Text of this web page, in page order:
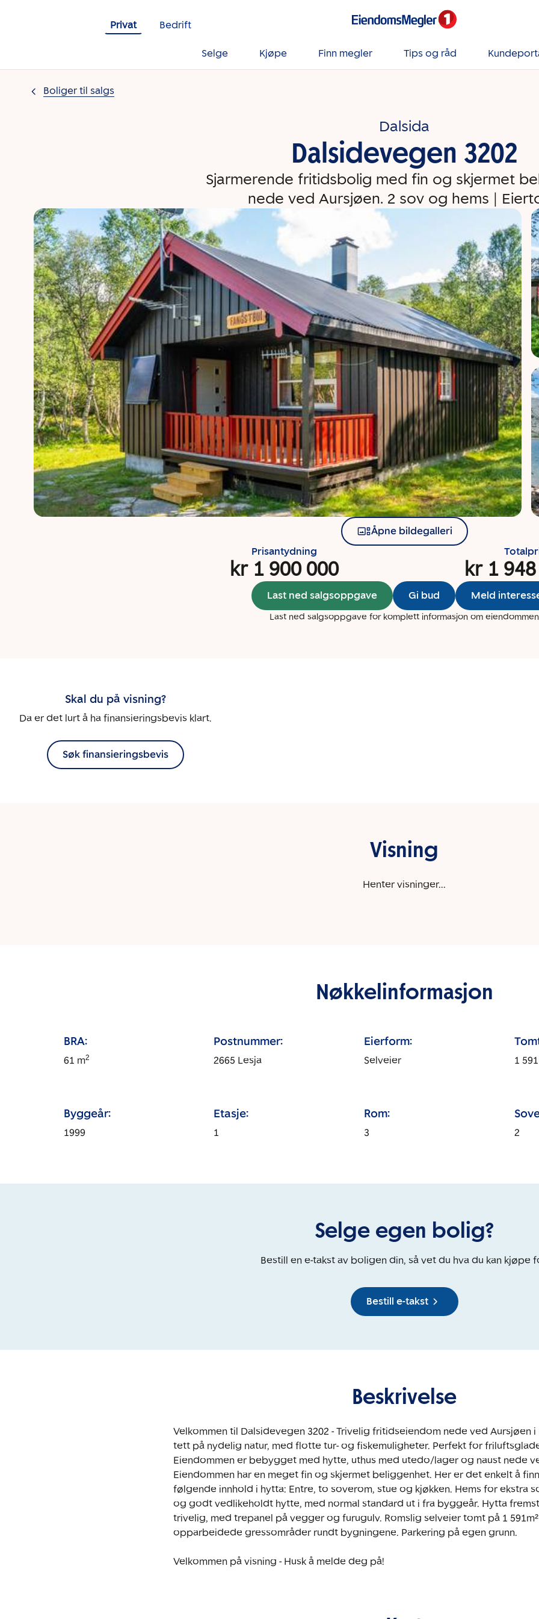
Privat
Bedrift
Selge Kjøpe Finn megler Tips og råd
Boliger til salgs
Dalsida
Dalsidevegen 3202
Sjarmerende fritidsbolig med fin og skjermet
nede ved Aursjøen. 2 sov og hems |
Åpne bildegalleri
Prisantydning
kr 1 900 000 kr 1
Last ned salgsoppgave Gi bud Meld
Last ned salgsoppgave for komplett informasjon om eiendommen
Skal du på visning?
Da er det lurt å ha finansieringsbevis klart.
Søk finansieringsbevis
Visning
Henter visninger...
Nøkkelinformasjon
BRA:
61 m2
Postnummer:
2665 Lesja
Eierform:
Selveier 1 591
Byggeår:
1999
Etasje:
1
Rom:
3 2
Selge egen bolig?
Bestill en e-takst av boligen din, så vet du hva du kan kjøpe
Bestill e-takst
Beskrivelse
Velkommen til Dalsidevegen 3202 - Trivelig fritidseiendom nede ved Aursjøen i
tett på nydelig natur, med flotte tur- og fiskemuligheter. Perfekt for
Eiendommen er bebygget med hytte, uthus med utedo/lager og naust nede
Eiendommen har en meget fin og skjermet beliggenhet. Her er det enkelt å
følgende innhold i hytta: Entre, to soverom, stue og kjøkken. Hems for ekstra
og godt vedlikeholdt hytte, med normal standard ut i fra byggeår. Hytta
trivelig, med trepanel på vegger og furugulv. Romslig selveier tomt på 1
opparbeidede gressområder rundt bygningene. Parkering på egen grunn.
Velkommen på visning - Husk å melde deg på!